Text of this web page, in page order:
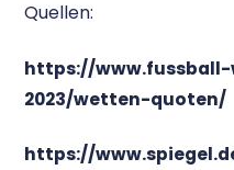
Quellen:
https://
2023/wetten-quoten/
https://